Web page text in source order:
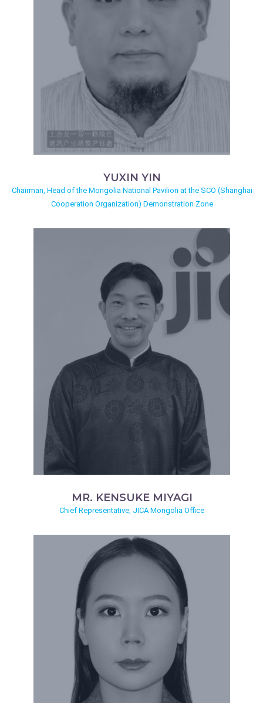
YUXIN YIN
Chairman, Head of the Mongolia National Pavilion at the SCO (Shanghai
Cooperation Organization) Demonstration Zone
MR. KENSUKE MIYAGI
Chief Representative, JICA Mongolia Office